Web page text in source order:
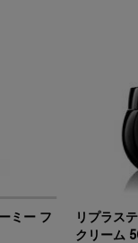
ミー フ
リプラス
クリーム